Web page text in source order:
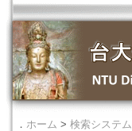
． ホーム > 検索システム